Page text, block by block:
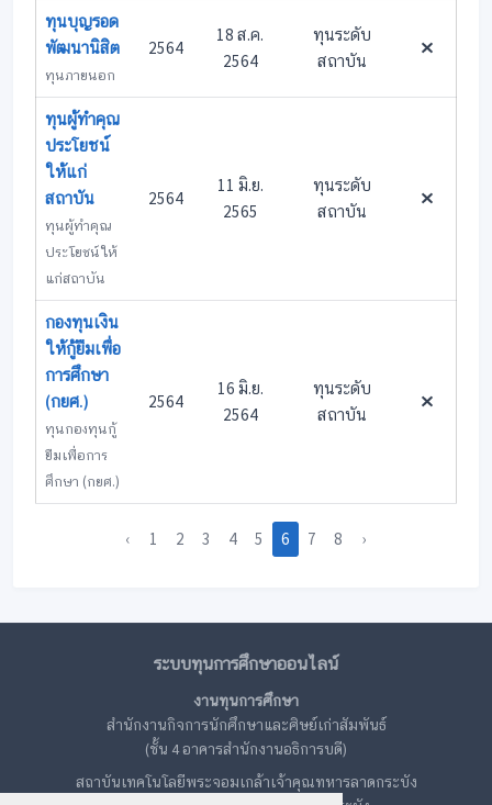
ทุนบุญรอด
พัฒนานิสิต
ทุนภายนอก
2564
18 ส.ค.
2564
ทุนระดับ
สถาบัน
ทุนผู้ทำคุณ
ประโยชน์
ให้แก่
สถาบัน
ทุนผู้ทำคุณ
ประโยชน์ให้
แก่สถาบัน
2564
11 มิ.ย.
2565
ทุนระดับ
สถาบัน
กองทุนเงิน
ให้กู้ยืมเพื่อ
การศึกษา
(กยศ.)
ทุนกองทุนกู้
ยืมเพื่อการ
ศึกษา (กยศ.)
2564
16 มิ.ย.
2564
ทุนระดับ
สถาบัน
‹ 1 2 3 4 5 6 7 8 ›
ระบบทุนการศึกษาออนไลน์
งานทุนการศึกษา
สำนักงานกิจการนักศึกษาและศิษย์เก่าสัมพันธ์
(ชั้น 4 อาคารสำนักงานอธิการบดี)
สถาบันเทคโนโลยีพระจอมเกล้าเจ้าคุณทหารลาดกระบัง